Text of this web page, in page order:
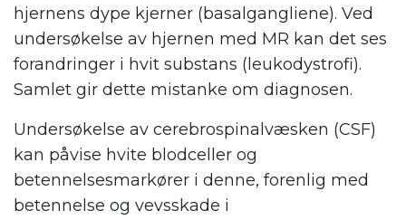
hjernens dype kjerner (basalgangliene). Ved
undersøkelse av hjernen med MR kan det ses
forandringer i hvit substans (leukodystrofi).
Samlet gir dette mistanke om diagnosen.
Undersøkelse av cerebrospinalvæsken (CSF)
kan påvise hvite blodceller og
betennelsesmarkører i denne, forenlig med
betennelse og vevsskade i